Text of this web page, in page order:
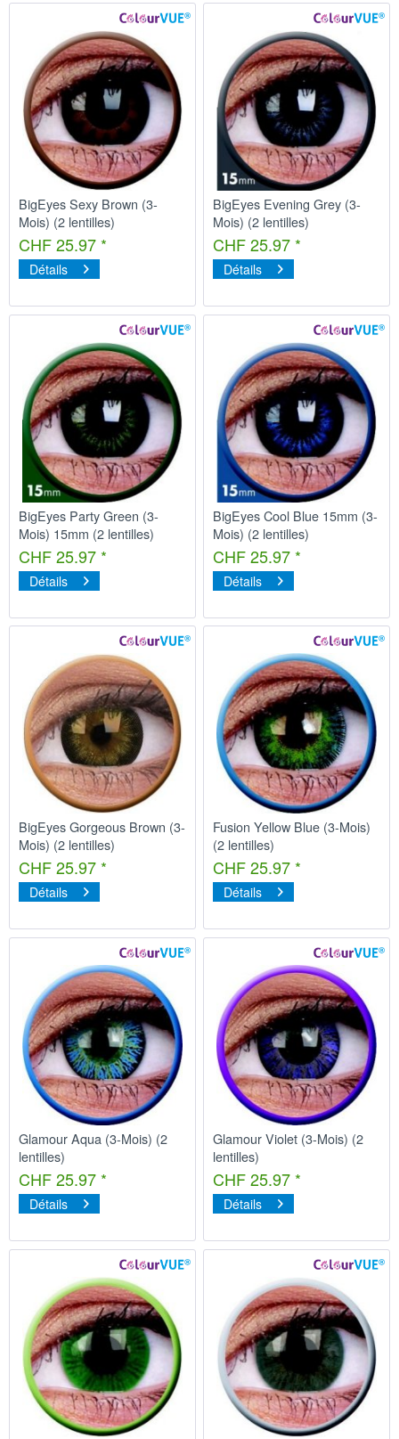
BigEyes Sexy Brown (3-
Mois) (2 lentilles)
CHF 25.97 *
Détails
BigEyes Evening Grey (3-
Mois) (2 lentilles)
CHF 25.97 *
Détails
BigEyes Party Green (3-
Mois) 15mm (2 lentilles)
CHF 25.97 *
Détails
BigEyes Cool Blue 15mm (3-
Mois) (2 lentilles)
CHF 25.97 *
Détails
BigEyes Gorgeous Brown (3-
Mois) (2 lentilles)
CHF 25.97 *
Détails
Fusion Yellow Blue (3-Mois)
(2 lentilles)
CHF 25.97 *
Détails
Glamour Aqua (3-Mois) (2
lentilles)
CHF 25.97 *
Détails
Glamour Violet (3-Mois) (2
lentilles)
CHF 25.97 *
Détails